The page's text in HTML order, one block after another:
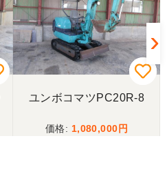
ユンボコマツPC20R-8
1,080,000